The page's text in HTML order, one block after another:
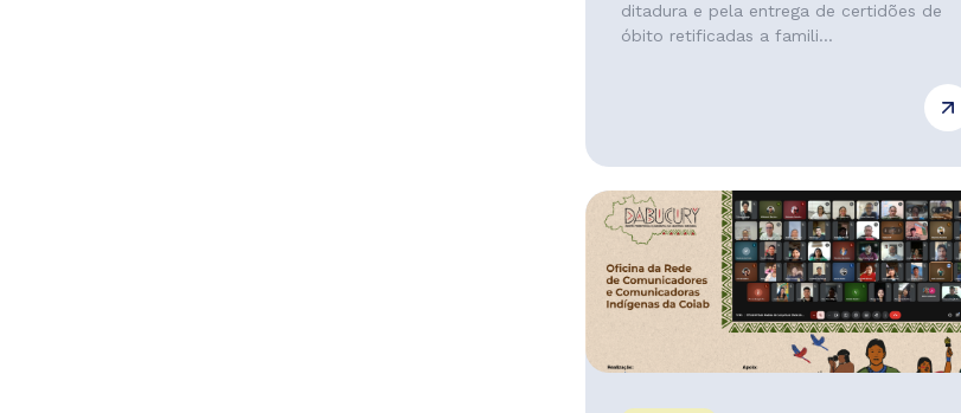
ditadura e pela entrega de certidões de
óbito retificadas a famili...